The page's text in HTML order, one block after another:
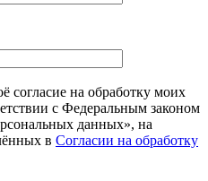
согласие на обработку моих
с Федеральным законом
данных», на
в Согласии на обработку